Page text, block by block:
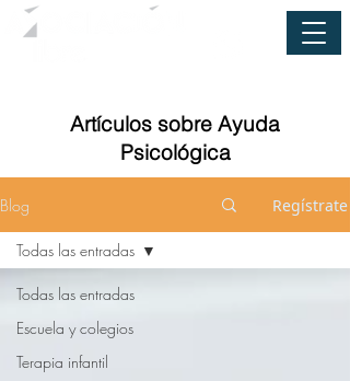
Artículos sobre Ayuda
Psicológica
Blog Regístrate
Todas las entradas
Escuela y colegios
Terapia infantil
Todas las entradas